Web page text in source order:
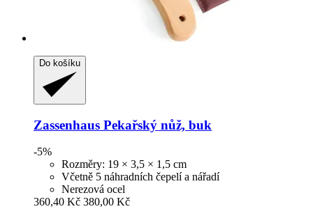
Do košíku
Zassenhaus Pekařský nůž, buk
-5%
Rozměry: 19 × 3,5 × 1,5 cm
Včetně 5 náhradních čepelí a nářadí
Nerezová ocel
360,40 Kč 380,00 Kč